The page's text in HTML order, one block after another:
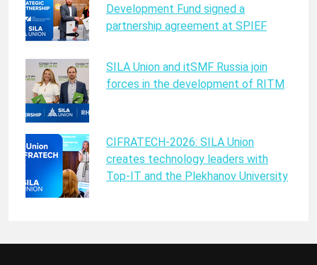
Development Fund signed a
partnership agreement at SPIEF
SILA Union and itSMF Russia join
forces in the development of RITM
CIFRATECH-2026: SILA Union
creates technology leaders with
Top-IT and the Plekhanov University